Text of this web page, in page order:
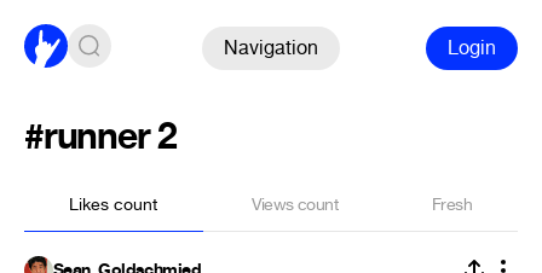
Navigation Login
#runner 2
Likes count Views count Fresh